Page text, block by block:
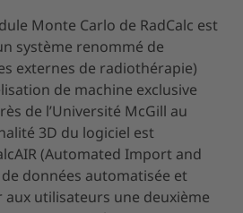
Monte Carlo de RadCalc est
système renommé de
externes de radiothérapie)
de machine exclusive
de l’Université McGill au
3D du logiciel est
(Automated Import and
données automatisée et
utilisateurs une deuxième